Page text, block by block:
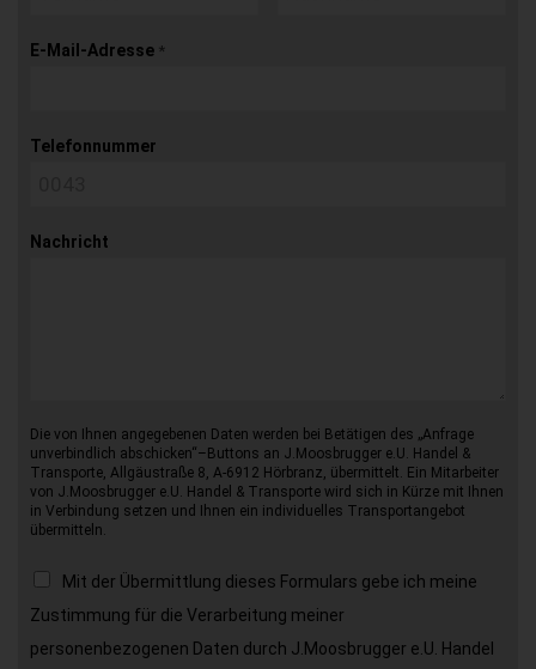
E-Mail-Adresse *
Telefonnummer
Nachricht
Die von Ihnen angegebenen Daten werden bei Betätigen des „Anfrage
unverbindlich abschicken“–Buttons an J.Moosbrugger e.U. Handel &
Transporte, Allgäustraße 8, A-6912 Hörbranz, übermittelt. Ein Mitarbeiter
von J.Moosbrugger e.U. Handel & Transporte wird sich in Kürze mit Ihnen
in Verbindung setzen und Ihnen ein individuelles Transportangebot
übermitteln.
Mit der Übermittlung dieses Formulars gebe ich meine
Zustimmung für die Verarbeitung meiner
personenbezogenen Daten durch J.Moosbrugger e.U. Handel